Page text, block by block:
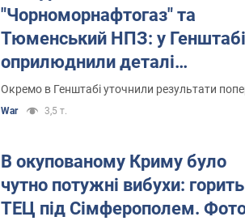
"Чорноморнафтогаз" та
Тюменський НПЗ: у Генштабі
оприлюднили деталі
спецоперацій
Окремо в Генштабі уточнили результати
War 3,5 т.
В окупованому Криму було
чутно потужні вибухи: горить
ТЕЦ під Сімферополем.